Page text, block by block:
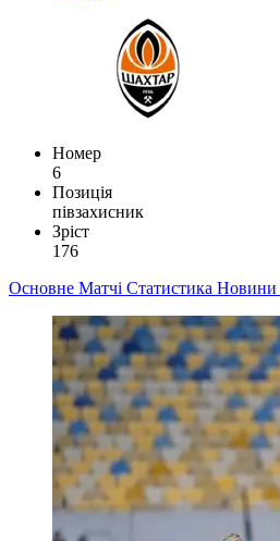
Номер
6
Позиція
півзахисник
Зріст
176
Основне Матчі Статистика Новини